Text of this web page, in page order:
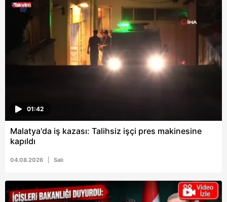
hazırlanmış Aydınlatma Metnimizi okumak ve sitemizde
ilgili mevzuata uygun olarak kullanılan çerezlerle ilgili bilgi
almak için lütfen
tıklayınız.
01:42
Malatya'da iş kazası: Talihsiz işçi pres makinesine
kapıldı
04.08.2026 Salı